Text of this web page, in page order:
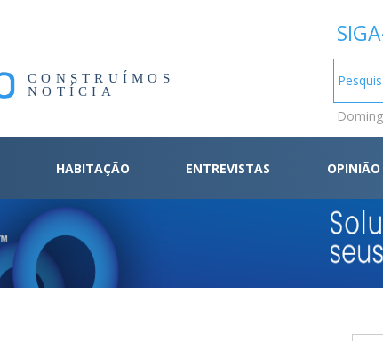
CONSTRUÍMOS
NOTÍCIA
HABITAÇÃO ENTREVISTAS OPINIÃO